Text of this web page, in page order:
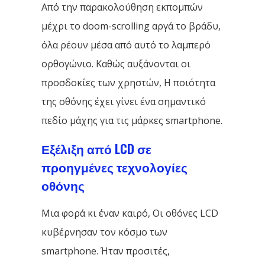
Από την παρακολούθηση εκπομπών
μέχρι το doom-scrolling αργά το βράδυ,
όλα ρέουν μέσα από αυτό το λαμπερό
ορθογώνιο. Καθώς αυξάνονται οι
προσδοκίες των χρηστών, Η ποιότητα
της οθόνης έχει γίνει ένα σημαντικό
πεδίο μάχης για τις μάρκες smartphone.
Εξέλιξη από LCD σε
προηγμένες τεχνολογίες
οθόνης
Μια φορά κι έναν καιρό, Οι οθόνες LCD
κυβέρνησαν τον κόσμο των
smartphone. Ήταν προσιτές,